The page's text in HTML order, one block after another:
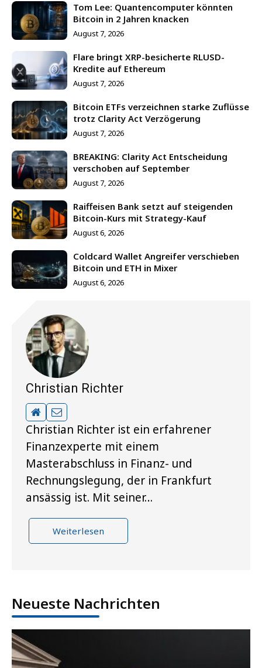
Tom Lee: Quantencomputer könnten
Bitcoin in 2 Jahren knacken
August 7, 2026
Flare bringt XRP-besicherte RLUSD-
Kredite auf Ethereum
August 7, 2026
Bitcoin ETFs verzeichnen starke Zuflüsse
trotz Clarity Act Verzögerung
August 7, 2026
BREAKING: Clarity Act Entscheidung
verschoben auf September
August 7, 2026
Raiffeisen Bank setzt auf steigenden
Bitcoin-Kurs mit Strategy-Kauf
August 6, 2026
Coldcard Wallet Angreifer verschieben
Bitcoin und ETH in Mixer
August 6, 2026
Christian Richter
Christian Richter ist ein erfahrener
Finanzexperte mit einem
Masterabschluss in Finanz- und
Rechnungslegung, der in Frankfurt
ansässig ist. Mit seiner…
Weiterlesen
Neueste Nachrichten